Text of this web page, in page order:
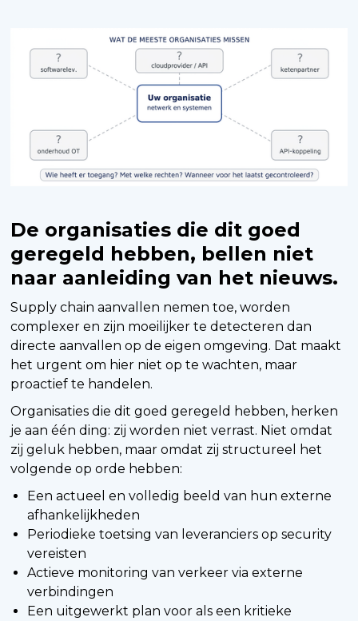
De organisaties die dit goed
geregeld hebben, bellen niet
naar aanleiding van het nieuws.
Supply chain aanvallen nemen toe, worden
complexer en zijn moeilijker te detecteren dan
directe aanvallen op de eigen omgeving. Dat maakt
het urgent om hier niet op te wachten, maar
proactief te handelen.
Organisaties die dit goed geregeld hebben, herken
je aan één ding: zij worden niet verrast. Niet omdat
zij geluk hebben, maar omdat zij structureel het
volgende op orde hebben:
Een actueel en volledig beeld van hun externe
afhankelijkheden
Periodieke toetsing van leveranciers op security
vereisten
Actieve monitoring van verkeer via externe
verbindingen
Een uitgewerkt plan voor als een kritieke